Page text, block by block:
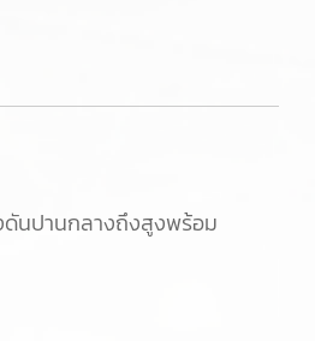
ดันปานกลางถึงสูงพร้อม